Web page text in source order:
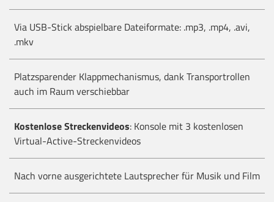
Via USB-Stick abspielbare Dateiformate: .mp3, .mp4, .avi,
.mkv
Platzsparender Klappmechanismus, dank Transportrollen
auch im Raum verschiebbar
Kostenlose Streckenvideos: Konsole mit 3 kostenlosen
Virtual-Active-Streckenvideos
Nach vorne ausgerichtete Lautsprecher für Musik und Film